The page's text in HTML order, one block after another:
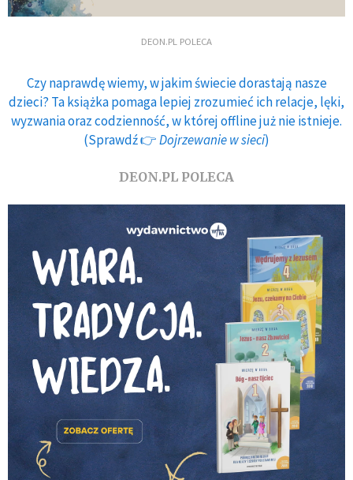
DEON.PL POLECA
Czy naprawdę wiemy, w jakim świecie dorastają nasze
dzieci? Ta książka pomaga lepiej zrozumieć ich relacje, lęki,
wyzwania oraz codzienność, w której offline już nie istnieje.
(Sprawdź 👉Dojrzewanie w sieci)
DEON.PL POLECA